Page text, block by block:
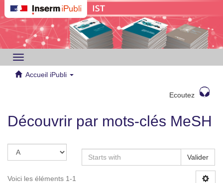
Toggle
navigation
Accueil iPubli
Ecoutez
Découvrir par mots-clés MeSH
Valider
Voici les éléments 1-1